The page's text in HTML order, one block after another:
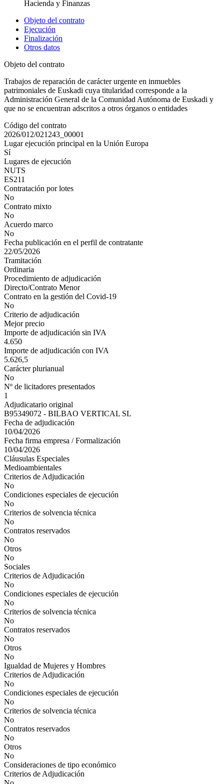
Hacienda y Finanzas
Objeto del contrato
Ejecución
Finalización
Otros datos
Objeto del contrato
Trabajos de reparación de carácter urgente en inmuebles
patrimoniales de Euskadi cuya titularidad corresponde a la
Administración General de la Comunidad Autónoma de Euskadi y
que no se encuentran adscritos a otros órganos o entidades
Código del contrato
2026/012/021243_00001
Lugar ejecución principal en la Unión Europa
Sí
Lugares de ejecución
NUTS
ES211
Contratación por lotes
No
Contrato mixto
No
Acuerdo marco
No
Fecha publicación en el perfil de contratante
22/05/2026
Tramitación
Ordinaria
Procedimiento de adjudicación
Directo/Contrato Menor
Contrato en la gestión del Covid-19
No
Criterio de adjudicación
Mejor precio
Importe de adjudicación sin IVA
4.650
Importe de adjudicación con IVA
5.626,5
Carácter plurianual
No
Nº de licitadores presentados
1
Adjudicatario original
B95349072 - BILBAO VERTICAL SL
Fecha de adjudicación
10/04/2026
Fecha firma empresa / Formalización
10/04/2026
Cláusulas Especiales
Medioambientales
Criterios de Adjudicación
No
Condiciones especiales de ejecución
No
Criterios de solvencia técnica
No
Contratos reservados
No
Otros
No
Sociales
Criterios de Adjudicación
No
Condiciones especiales de ejecución
No
Criterios de solvencia técnica
No
Contratos reservados
No
Otros
No
Igualdad de Mujeres y Hombres
Criterios de Adjudicación
No
Condiciones especiales de ejecución
No
Criterios de solvencia técnica
No
Contratos reservados
No
Otros
No
Consideraciones de tipo económico
Criterios de Adjudicación